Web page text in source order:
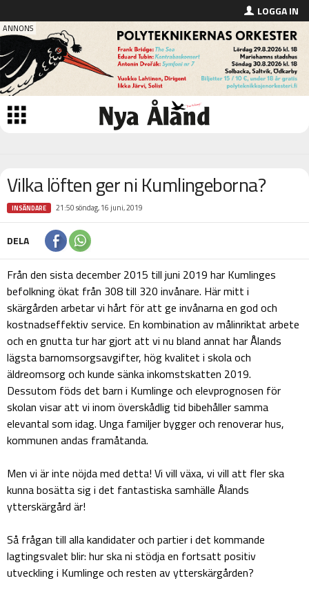
LOGGA IN
Vilka löften ger ni Kumlingeborna?
INSÄNDARE 21:50 söndag, 16 juni, 2019
DELA
Från den sista december 2015 till juni 2019 har Kumlinges
befolkning ökat från 308 till 320 invånare. Här mitt i
skärgården arbetar vi hårt för att ge invånarna en god och
kostnadseffektiv service. En kombination av målinriktat arbete
och en gnutta tur har gjort att vi nu bland annat har Ålands
lägsta barnomsorgsavgifter, hög kvalitet i skola och
äldreomsorg och kunde sänka inkomstskatten 2019.
Dessutom föds det barn i Kumlinge och elevprognosen för
skolan visar att vi inom överskådlig tid bibehåller samma
elevantal som idag. Unga familjer bygger och renoverar hus,
kommunen andas framåtanda.
Men vi är inte nöjda med detta! Vi vill växa, vi vill att fler ska
kunna bosätta sig i det fantastiska samhälle Ålands
ytterskärgård är!
Så frågan till alla kandidater och partier i det kommande
lagtingsvalet blir: hur ska ni stödja en fortsatt positiv
utveckling i Kumlinge och resten av ytterskärgården?